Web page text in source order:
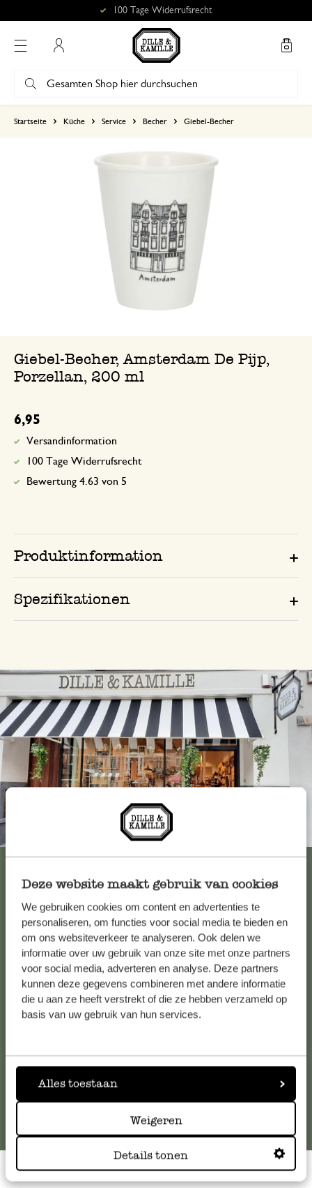
Deze website maakt gebruik van cookies
We gebruiken cookies om content en advertenties te
personaliseren, om functies voor social media te bieden en
om ons websiteverkeer te analyseren. Ook delen we
informatie over uw gebruik van onze site met onze partners
voor social media, adverteren en analyse. Deze partners
kunnen deze gegevens combineren met andere informatie
die u aan ze heeft verstrekt of die ze hebben verzameld op
basis van uw gebruik van hun services.
Alles toestaan
Weigeren
Details tonen
100 Tage Widerrufsrecht
Startseite Küche Service Becher Giebel-Becher
Giebel-Becher, Amsterdam De Pijp,
Porzellan, 200 ml
6,95
Versandinformation
100 Tage Widerrufsrecht
Bewertung 4.63 von 5
Produktinformation
Spezifikationen
Immer in der Nähe
Kundenservice/Hilfe
Falls Sie Fragen haben oder Tipps und Hilfe brauchen, wenden
Sie sich bitte an unseren Kundenservice. Oder lesen Sie hier
die Antworten auf häufig gestellte Fragen